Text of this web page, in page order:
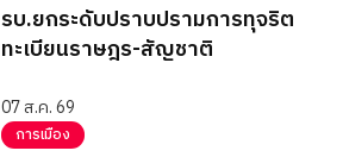
รบ.ยกระดับปราบปรามการทุจริต
ทะเบียนราษฎร-สัญชาติ
07 ส.ค. 69
การเมือง